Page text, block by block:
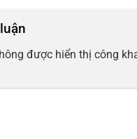
được hiển thị công